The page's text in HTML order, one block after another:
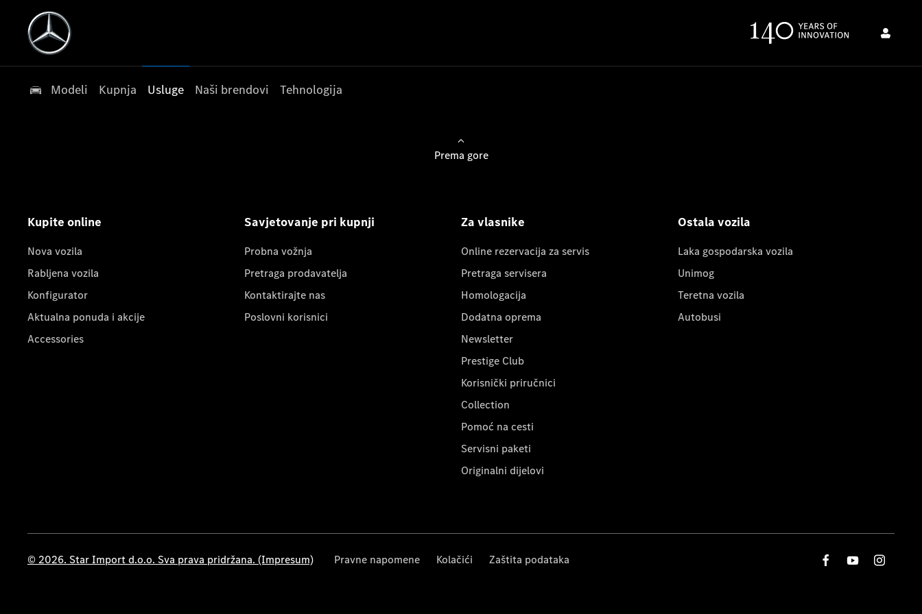
Modeli Kupnja Usluge Naši brendovi Tehnologija
Prema gore
Kupite online
Nova vozila
Rabljena vozila
Konfigurator
Aktualna ponuda i akcije
Accessories
Savjetovanje pri kupnji
Probna vožnja
Pretraga prodavatelja
Kontaktirajte nas
Poslovni korisnici
Za vlasnike
Online rezervacija za servis
Pretraga servisera
Homologacija
Dodatna oprema
Newsletter
Prestige Club
Korisnički priručnici
Collection
Pomoć na cesti
Servisni paketi
Originalni dijelovi
Ostala vozila
Laka gospodarska vozila
Unimog
Teretna vozila
Autobusi
© 2026. Star Import d.o.o. Sva prava pridržana. (Impresum) Pravne napomene Kolačići Zaštita podataka